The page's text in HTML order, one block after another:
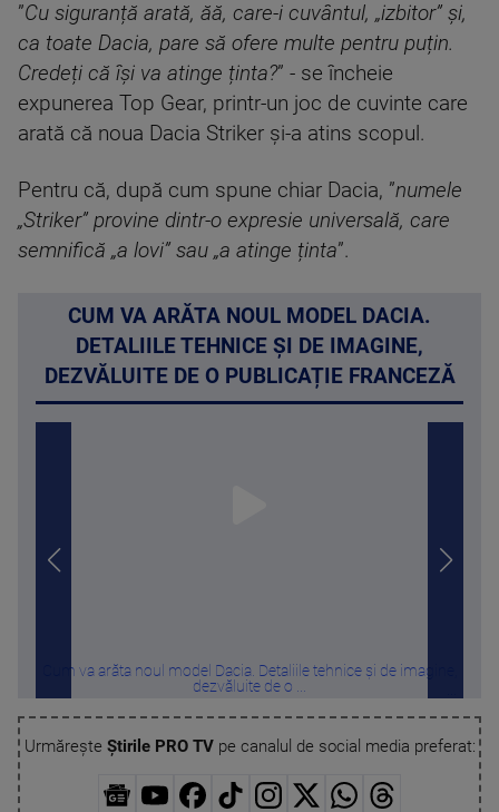
”Cu siguranță arată, ăă, care-i cuvântul, „izbitor” și,
ca toate Dacia, pare să ofere multe pentru puțin.
Credeți că își va atinge ținta?” - se încheie
expunerea Top Gear, printr-un joc de cuvinte care
arată că noua Dacia Striker și-a atins scopul.
Pentru că, după cum spune chiar Dacia, ”numele
„Striker” provine dintr-o expresie universală, care
semnifică „a lovi” sau „a atinge ținta”.
CUM VA ARĂTA NOUL MODEL DACIA.
DETALIILE TEHNICE ȘI DE IMAGINE,
DEZVĂLUITE DE O PUBLICAȚIE FRANCEZĂ
Cum va arăta noul model Dacia. Detaliile tehnice și de imagine,
dezvăluite de o ...
Urmărește Știrile PRO TVpe canalul de social media preferat: